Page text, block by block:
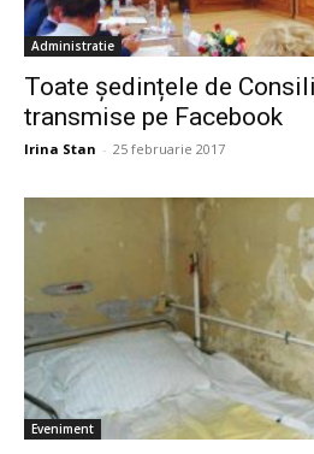
Administratie
Toate ședințele de
transmise pe Facebook
Irina Stan - 25 februarie 2017
Eveniment